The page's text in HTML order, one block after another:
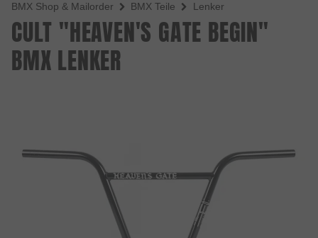
BMX Shop & Mailorder BMX Teile Lenker
CULT "HEAVEN'S GATE BEGIN"
BMX LENKER